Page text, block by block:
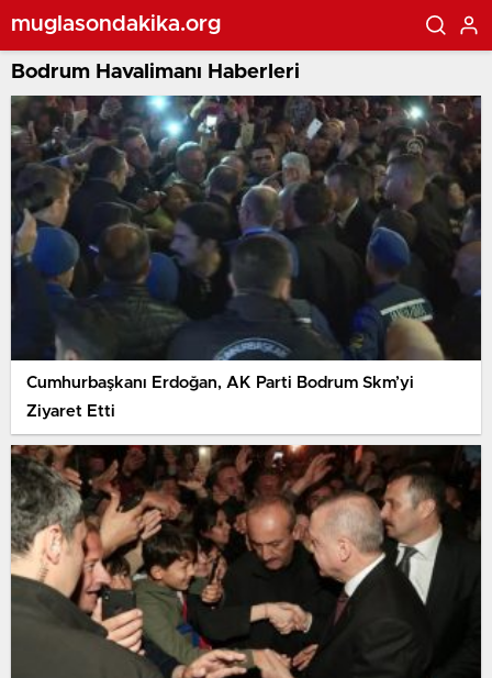
muglasondakika.org
Bodrum Havalimanı Haberleri
Cumhurbaşkanı Erdoğan, AK Parti Bodrum Skm’yi
Ziyaret Etti